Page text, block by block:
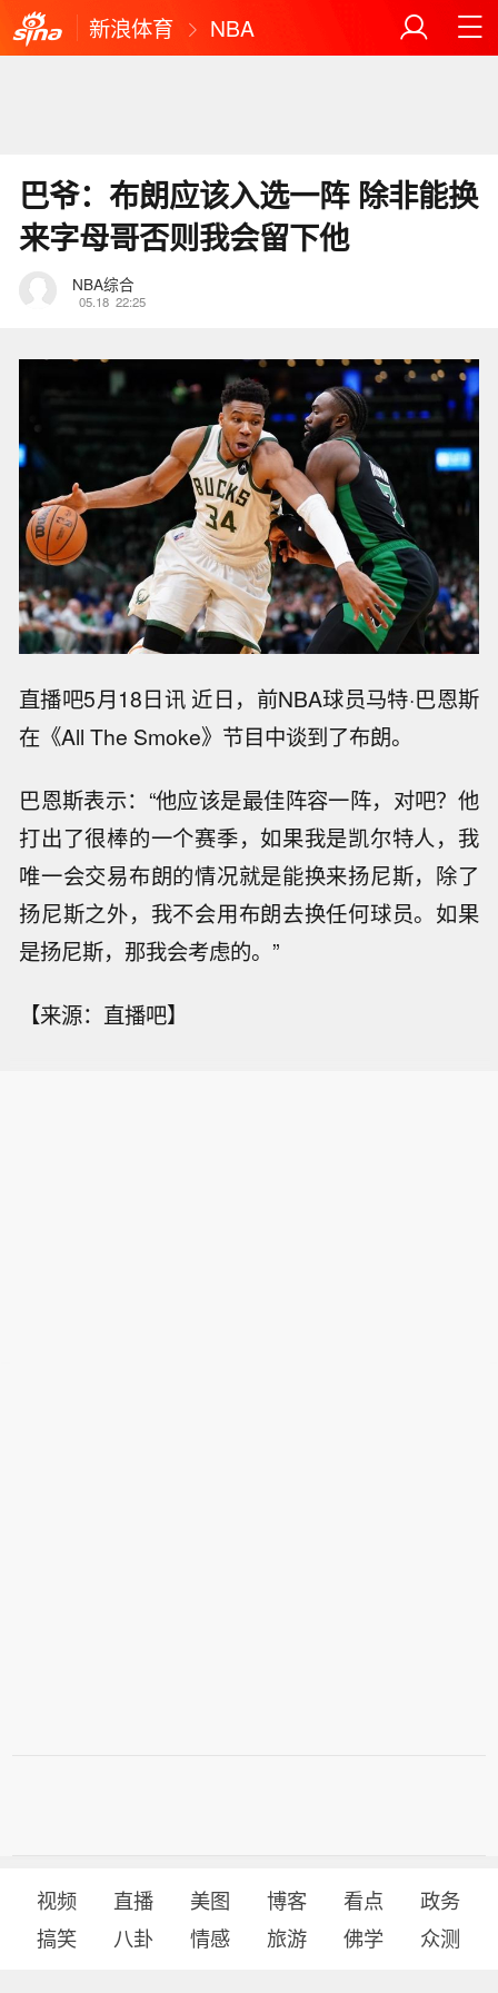
新浪体育 NBA
巴爷：布朗应该入选一阵 除非能换
来字母哥否则我会留下他
NBA综合
05.18 22:25
直播吧5月18日讯 近日，前NBA球员马特·巴恩斯
在《All The Smoke》节目中谈到了布朗。
巴恩斯表示：“他应该是最佳阵容一阵，对吧？他
打出了很棒的一个赛季，如果我是凯尔特人，我
唯一会交易布朗的情况就是能换来扬尼斯，除了
扬尼斯之外，我不会用布朗去换任何球员。如果
是扬尼斯，那我会考虑的。”
【来源：直播吧】
视频 直播 美图 博客 看点
政务
搞笑
八卦 情感 旅游 佛学 众测